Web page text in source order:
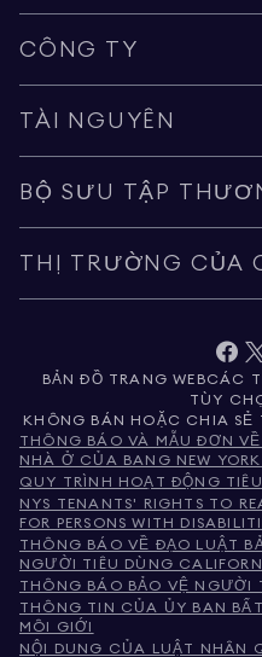
CÔNG TY
TÀI NGUYÊN
BỘ SƯU TẬP
THỊ TRƯỜNG CỦA
BẢN ĐỒ TRANG WEBCÁC
TÙY
KHÔNG BÁN HOẶC CHIA
THÔNG BÁO VÀ MẪU ĐƠN
NHÀ Ở CỦA BANG NEW
QUY TRÌNH HOẠT ĐỘNG
NYS TENANTS' RIGHTS TO
FOR PERSONS WITH
THÔNG BÁO VỀ ĐẠO LUẬT
NGƯỜI TIÊU DÙNG
THÔNG BÁO BẢO VỆ NGƯỜI
THÔNG TIN CỦA ỦY BAN
MÔI GIỚI
NỘI DUNG CỦA LUẬT NHÂN